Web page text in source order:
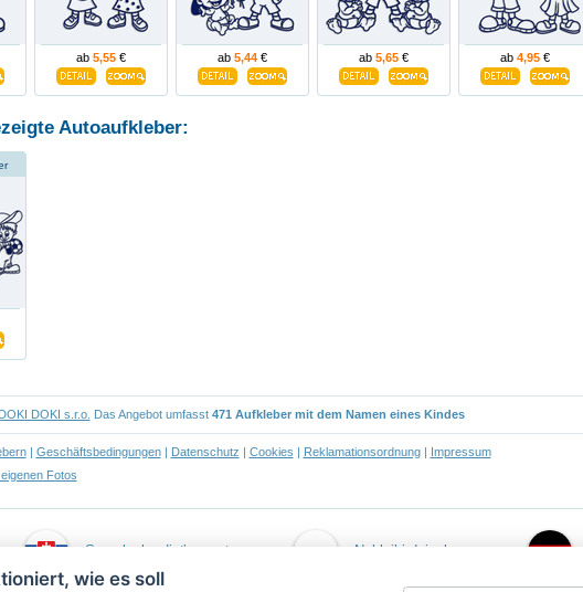
ab 5,55€ ab 5,44€ ab 5,65€ ab 4,95€
Autoaufkleber:
DOKI DOKI s.r.o. Das Angebot umfasst 471 Aufkleber mit dem Namen eines Kindes
| Geschäftsbedingungen| Datenschutz | Cookies | Reklamationsordnung| Impressum
Fotos
Samolepky dieťa v aute Naklejki dziecko w
wie es soll